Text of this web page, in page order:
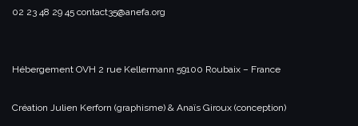
02 23 48 29 45 contact35@anefa.org
Hébergement OVH 2 rue Kellermann 59100 Roubaix – France
Création Julien Kerforn (graphisme) & Anaïs Giroux (conception)